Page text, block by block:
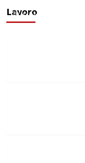
LavoroFilippo Cardinale